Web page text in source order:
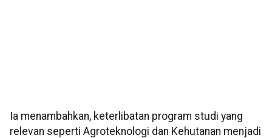
Ia menambahkan, keterlibatan program studi yang
relevan seperti Agroteknologi dan Kehutanan menjadi